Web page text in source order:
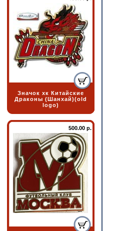
Значок хк Китайские
Драконы (Шанхай)(old
logo)
500.00 р.